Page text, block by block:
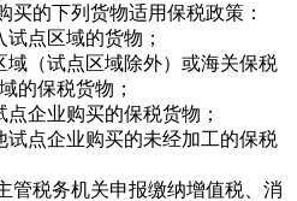
的下列货物适用保税政策：
点区域的货物；
（试点区域除外）或海关保税
的保税货物；
企业购买的保税货物；
点企业购买的未经加工的保税
税务机关申报缴纳增值税、消